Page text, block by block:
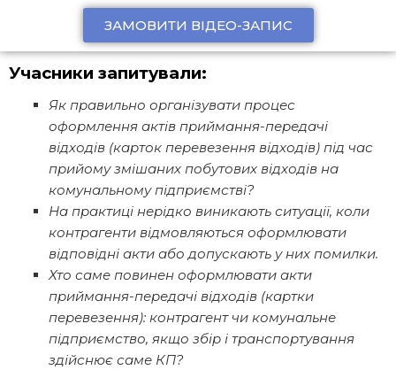
ЗАМОВИТИ ВІДЕО-ЗАПИС
Учасники запитували:
Як правильно організувати процес
оформлення актів приймання-передачі
відходів (карток перевезення відходів) під час
прийому змішаних побутових відходів на
комунальному підприємстві?
На практиці нерідко виникають ситуації, коли
контрагенти відмовляються оформлювати
відповідні акти або допускають у них помилки.
Хто саме повинен оформлювати акти
приймання-передачі відходів (картки
перевезення): контрагент чи комунальне
підприємство, якщо збір і транспортування
здійснює саме КП?